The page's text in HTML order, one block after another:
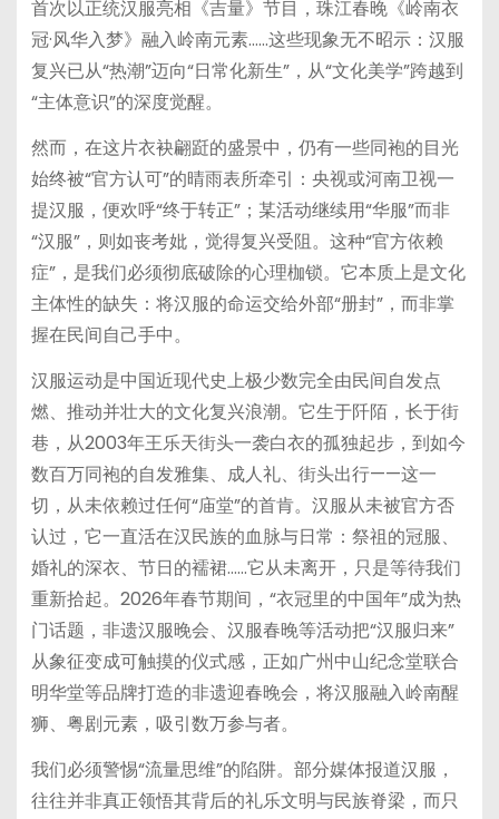
首次以正统汉服亮相《吉量》节目，珠江春晚《岭南衣
冠·风华入梦》融入岭南元素……这些现象无不昭示：汉服
复兴已从“热潮”迈向“日常化新生”，从“文化美学”跨越到
“主体意识”的深度觉醒。
然而，在这片衣袂翩跹的盛景中，仍有一些同袍的目光
始终被“官方认可”的晴雨表所牵引：央视或河南卫视一
提汉服，便欢呼“终于转正”；某活动继续用“华服”而非
“汉服”，则如丧考妣，觉得复兴受阻。这种“官方依赖
症”，是我们必须彻底破除的心理枷锁。它本质上是文化
主体性的缺失：将汉服的命运交给外部“册封”，而非掌
握在民间自己手中。
汉服运动是中国近现代史上极少数完全由民间自发点
燃、推动并壮大的文化复兴浪潮。它生于阡陌，长于街
巷，从2003年王乐天街头一袭白衣的孤独起步，到如今
数百万同袍的自发雅集、成人礼、街头出行——这一
切，从未依赖过任何“庙堂”的首肯。汉服从未被官方否
认过，它一直活在汉民族的血脉与日常：祭祖的冠服、
婚礼的深衣、节日的襦裙……它从未离开，只是等待我们
重新拾起。2026年春节期间，“衣冠里的中国年”成为热
门话题，非遗汉服晚会、汉服春晚等活动把“汉服归来”
从象征变成可触摸的仪式感，正如广州中山纪念堂联合
明华堂等品牌打造的非遗迎春晚会，将汉服融入岭南醒
狮、粤剧元素，吸引数万参与者。
我们必须警惕“流量思维”的陷阱。部分媒体报道汉服，
往往并非真正领悟其背后的礼乐文明与民族脊梁，而只